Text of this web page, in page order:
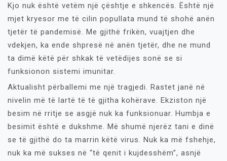
Kjo nuk është vetëm një çështje e shkencës. Është një
mjet kryesor me të cilin popullata mund të shohë anën
tjetër të pandemisë. Me gjithë frikën, vuajtjen dhe
vdekjen, ka ende shpresë në anën tjetër, dhe ne mund
ta dimë këtë për shkak të vetëdijes sonë se si
funksionon sistemi imunitar.
Aktualisht përballemi me një tragjedi. Rastet janë në
nivelin më të lartë të të gjitha kohërave. Ekziston një
besim në rritje se asgjë nuk ka funksionuar. Humbja e
besimit është e dukshme. Më shumë njerëz tani e dinë
se të gjithë do ta marrin këtë virus. Nuk ka më fshehje,
nuk ka më sukses në “të qenit i kujdesshëm”, asnjë